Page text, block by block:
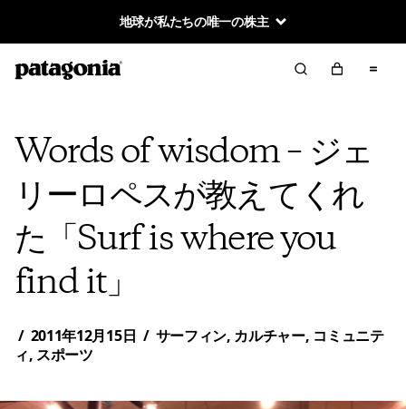
地球が私たちの唯一の株主
Words of wisdom – ジェ
リーロペスが教えてくれ
た「Surf is where you
find it」
/ 2011年12月15日 / サーフィン, カルチャー, コミュニテ
ィ, スポーツ